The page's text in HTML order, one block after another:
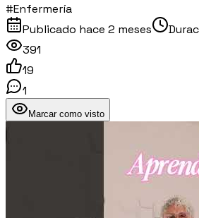
#Enfermería
Publicado hace 2 meses
391
19
1
Marcar como visto